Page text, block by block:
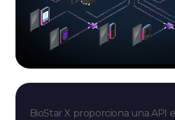
BioStar X proporciona una API